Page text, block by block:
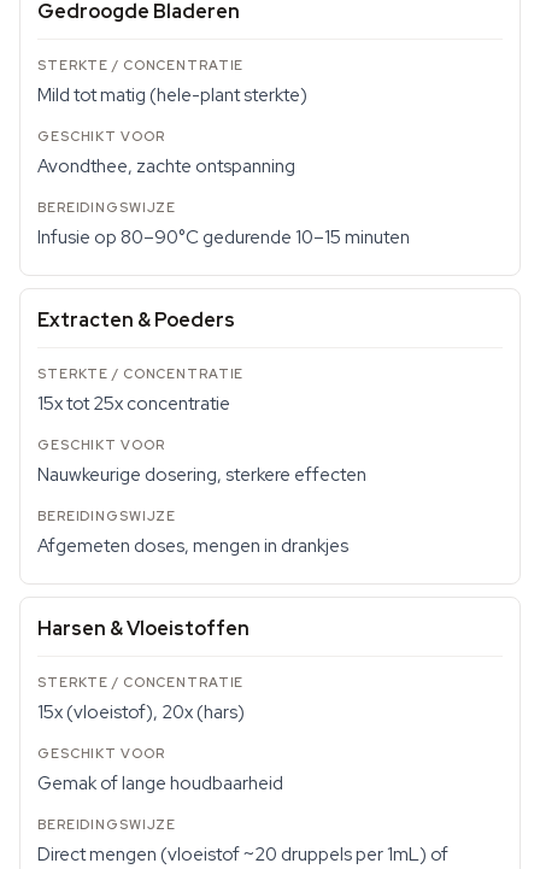
Gedroogde Bladeren
Mild tot matig (hele-plant sterkte)
Avondthee, zachte ontspanning
Infusie op 80–90°C gedurende 10–15 minuten
Extracten & Poeders
15x tot 25x concentratie
Nauwkeurige dosering, sterkere effecten
Afgemeten doses, mengen in drankjes
Harsen & Vloeistoffen
15x (vloeistof), 20x (hars)
Gemak of lange houdbaarheid
Direct mengen (vloeistof ~20 druppels per 1mL) of